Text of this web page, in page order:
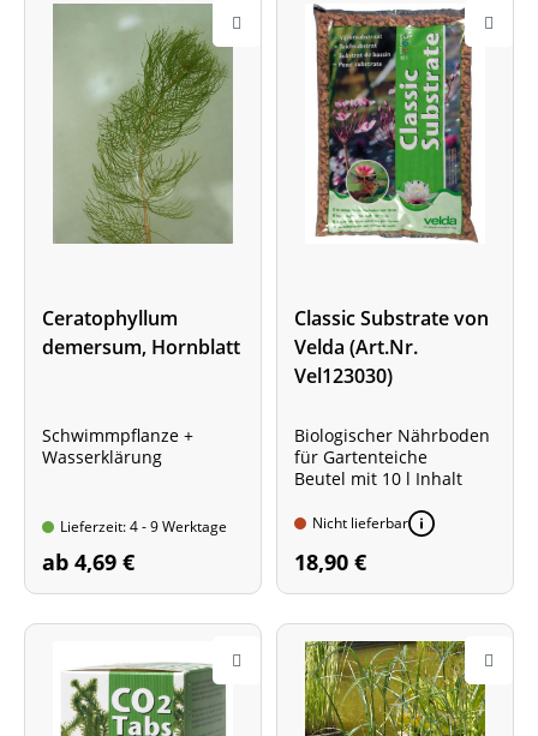
Ceratophyllum
demersum, Hornblatt
Schwimmpflanze +
Wasserklärung
Lieferzeit: 4 - 9 Werktage
ab 4,69 €
Classic Substrate von
Velda (Art.Nr.
Vel123030)
Biologischer Nährboden
für Gartenteiche
Beutel mit 10 l Inhalt
Nicht lieferbar
18,90 €